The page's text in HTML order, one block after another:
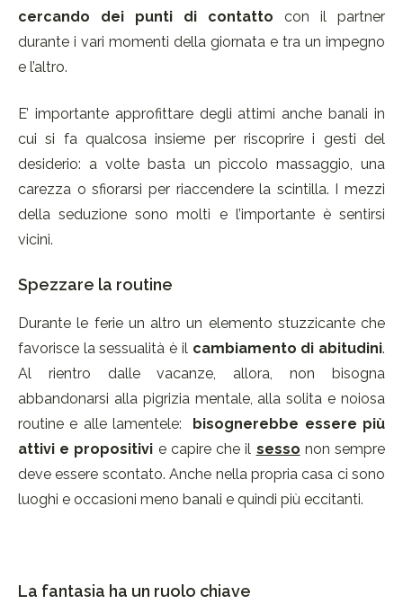
cercando dei punti di contatto con il partner
durante i vari momenti della giornata e tra un impegno
e l’altro.
E’ importante approfittare degli attimi anche banali in
cui si fa qualcosa insieme per riscoprire i gesti del
desiderio: a volte basta un piccolo massaggio, una
carezza o sfiorarsi per riaccendere la scintilla. I mezzi
della seduzione sono molti e l’importante è sentirsi
vicini.
Spezzare la routine
Durante le ferie un altro un elemento stuzzicante che
favorisce la sessualità è il cambiamento di abitudini.
Al rientro dalle vacanze, allora, non bisogna
abbandonarsi alla pigrizia mentale, alla solita e noiosa
routine e alle lamentele:
bisognerebbe essere più
attivi e propositivi e capire che il sesso non sempre
deve essere scontato. Anche nella propria casa ci sono
luoghi e occasioni meno banali e quindi più eccitanti.
La fantasia ha un ruolo chiave